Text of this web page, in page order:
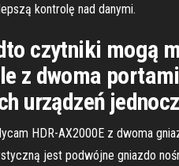
kontrolę nad danymi.
czytniki mogą
z dwoma
urządzeń
HDR-AX2000E z dwoma
jest podwójne gniazdo